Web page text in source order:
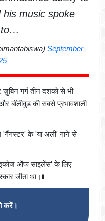
his music spoke
to…
September
ज़ुबिन गर्ग तीन दशकों से भी
बॉलीवुड की सबसे प्रभावशाली
'गैंगस्टर' के 'या अली' गाने से
ऑफ साइलेंस' के लिए
जीता था।∎
करें।